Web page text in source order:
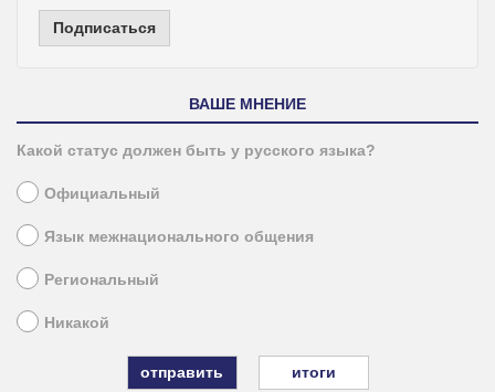
Подписаться
ВАШЕ МНЕНИЕ
Какой статус должен быть у русского языка?
Официальный
Язык межнационального общения
Региональный
Никакой
итоги